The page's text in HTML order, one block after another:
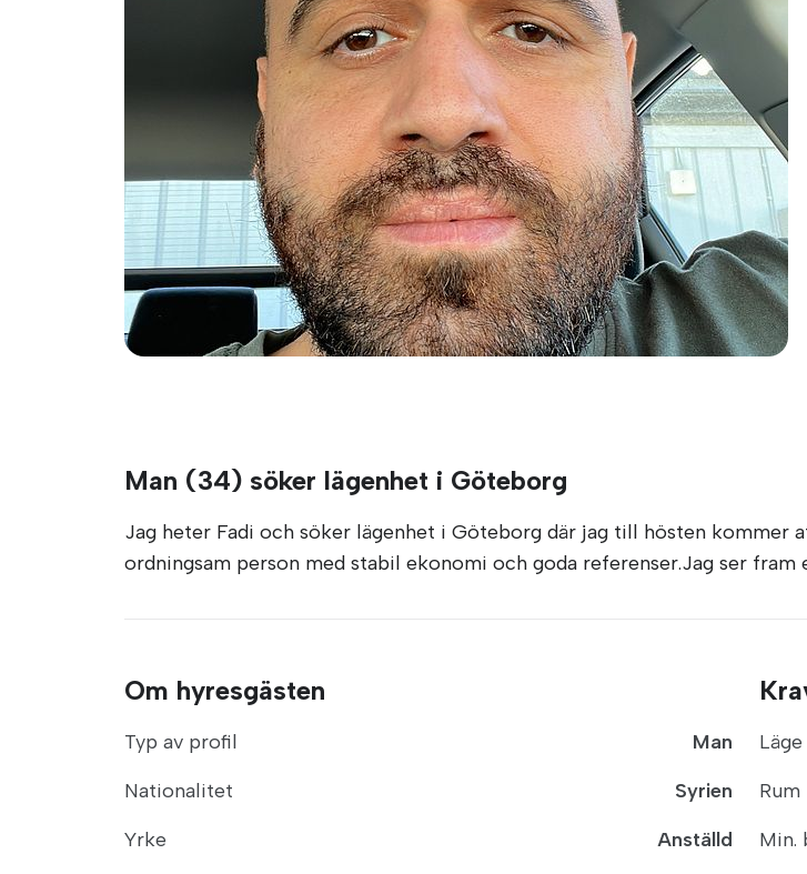
Man (34) söker lägenhet i Göteborg
Jag heter Fadi och söker lägenhet i Göteborg där jag till hösten kommer
ordningsam person med stabil ekonomi och goda referenser.Jag ser
Om hyresgästen
Typ av profil
Man
Nationalitet
Syrien
Yrke
Anställd
Läge
Rum
Min.